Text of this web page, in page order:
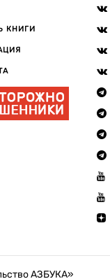
КНИГИ
АЗБУКА»